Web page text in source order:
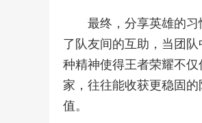
最终，分享英雄的
了队友间的互助，当团
种精神使得王者荣耀不
家，往往能收获更稳固
值。